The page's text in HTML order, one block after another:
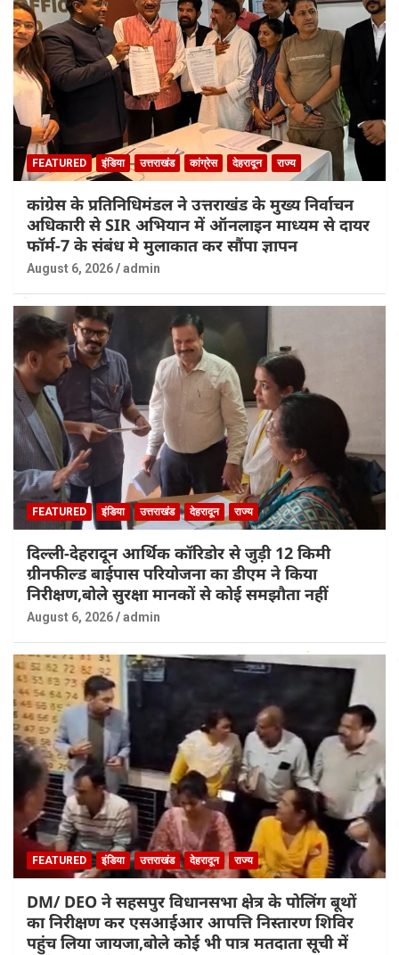
FEATURED इंडिया उत्तराखंड कांग्रेस देहरादून राज्य
कांग्रेस के प्रतिनिधिमंडल ने उत्तराखंड के मुख्य निर्वाचन
अधिकारी से SIR अभियान में ऑनलाइन माध्यम से दायर
फॉर्म-7 के संबंध मे मुलाकात कर सौंपा ज्ञापन
August 6, 2026 admin
FEATURED इंडिया उत्तराखंड देहरादून राज्य
दिल्ली-देहरादून आर्थिक कॉरिडोर से जुड़ी 12 किमी
ग्रीनफील्ड बाईपास परियोजना का डीएम ने किया
निरीक्षण,बोले सुरक्षा मानकों से कोई समझौता नहीं
August 6, 2026 admin
FEATURED इंडिया उत्तराखंड देहरादून राज्य
DM/ DEO ने सहसपुर विधानसभा क्षेत्र के पोलिंग बूथों
का निरीक्षण कर एसआईआर आपत्ति निस्तारण शिविर
पहुंच लिया जायजा,बोले कोई भी पात्र मतदाता सूची में